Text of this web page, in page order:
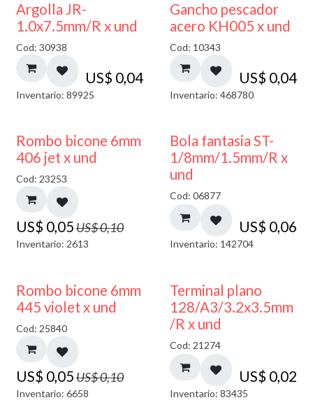
Argolla JR-
1.0x7.5mm/R x und
Cod: 30938
US$ 0,04
Inventario: 89925
Gancho pescador
acero KH005 x und
Cod: 10343
US$ 0,04
Inventario: 468780
50% DESCUENTO
Rombo bicone 6mm
406 jet x und
Cod: 23253
US$ 0,05US$0,10
Inventario: 2613
Bola fantasia ST-
1/8mm/1.5mm/R x
und
Cod: 06877
US$ 0,06
Inventario: 142704
50% DESCUENTO
Rombo bicone 6mm
445 violet x und
Cod: 25840
US$ 0,05US$0,10
Inventario: 6658
Terminal plano
128/A3/3.2x3.5mm
/R x und
Cod: 21274
US$ 0,02
Inventario: 83435